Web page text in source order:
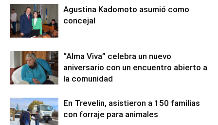
Agustina Kadomoto asumió como
concejal
“Alma Viva” celebra un nuevo
aniversario con un encuentro abierto a
la comunidad
En Trevelin, asistieron a 150 familias
con forraje para animales